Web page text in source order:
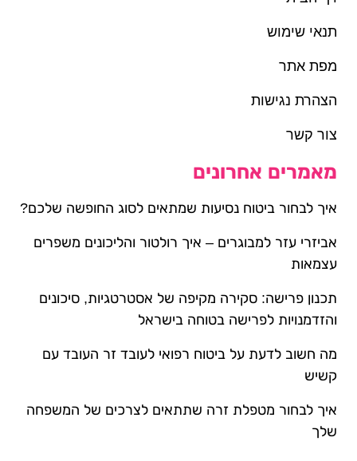
תנאי שימוש
מפת אתר
הצהרת נגישות
צור קשר
מאמרים אחרונים
איך לבחור ביטוח נסיעות שמתאים לסוג החופשה שלכם?
אביזרי עזר למבוגרים – איך רולטור והליכונים משפרים
עצמאות
תכנון פרישה: סקירה מקיפה של אסטרטגיות, סיכונים
והזדמנויות לפרישה בטוחה בישראל
מה חשוב לדעת על ביטוח רפואי לעובד זר העובד עם
קשיש
איך לבחור מטפלת זרה שתתאים לצרכים של המשפחה
שלך